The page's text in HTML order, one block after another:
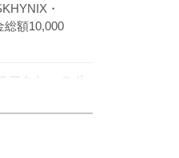
・
額10,000
モアクト」 のポ